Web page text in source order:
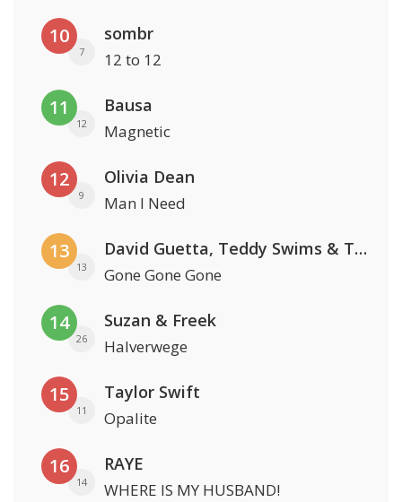
10
7
sombr
12 to 12
11
12
Bausa
Magnetic
12
9
Olivia Dean
Man I Need
13
13
David Guetta, Teddy Swims & Tones And I
Gone Gone Gone
14
26
Suzan & Freek
Halverwege
15
11
Taylor Swift
Opalite
16
14
RAYE
WHERE IS MY HUSBAND!